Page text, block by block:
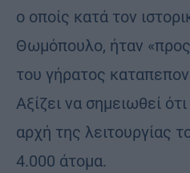
ο οποίς κατά τον
Θωμόπουλο, ήταν
του γήρατος
Αξίζει να σημειωθεί
αρχή της λειτουργίας
4.000 άτομα.